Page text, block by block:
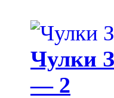
Чулки
— 2